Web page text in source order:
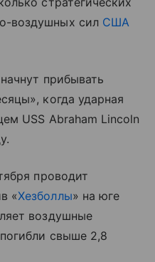
воздушных сил США
прибывать
когда ударная
USS Abraham Lincoln
проводит
«Хезболлы» на юге
воздушные
свыше 2,8